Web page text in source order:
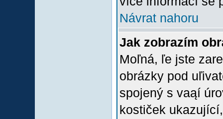
Návrat nahoru
Jak zobrazím
Moľná, ľe jste
obrázky pod
spojený s vaąí
kostiček